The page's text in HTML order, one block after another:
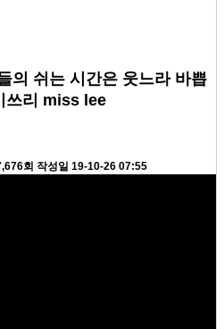
의 쉬는 시간은 웃느라 바쁩
쓰리 miss lee
회 작성일 19-10-26 07:55